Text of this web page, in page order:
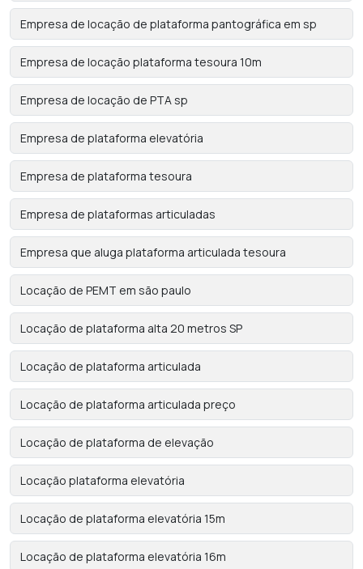
Empresa de locação de plataforma pantográfica em sp
Empresa de locação plataforma tesoura 10m
Empresa de locação de PTA sp
Empresa de plataforma elevatória
Empresa de plataforma tesoura
Empresa de plataformas articuladas
Empresa que aluga plataforma articulada tesoura
Locação de PEMT em são paulo
Locação de plataforma alta 20 metros SP
Locação de plataforma articulada
Locação de plataforma articulada preço
Locação de plataforma de elevação
Locação plataforma elevatória
Locação de plataforma elevatória 15m
Locação de plataforma elevatória 16m